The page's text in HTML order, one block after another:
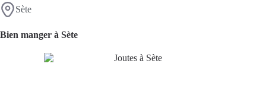
Sète
Bien manger à Sète